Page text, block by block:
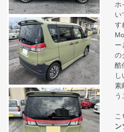
ホ
い
す
ー
の
酷
素
う
こ
ン